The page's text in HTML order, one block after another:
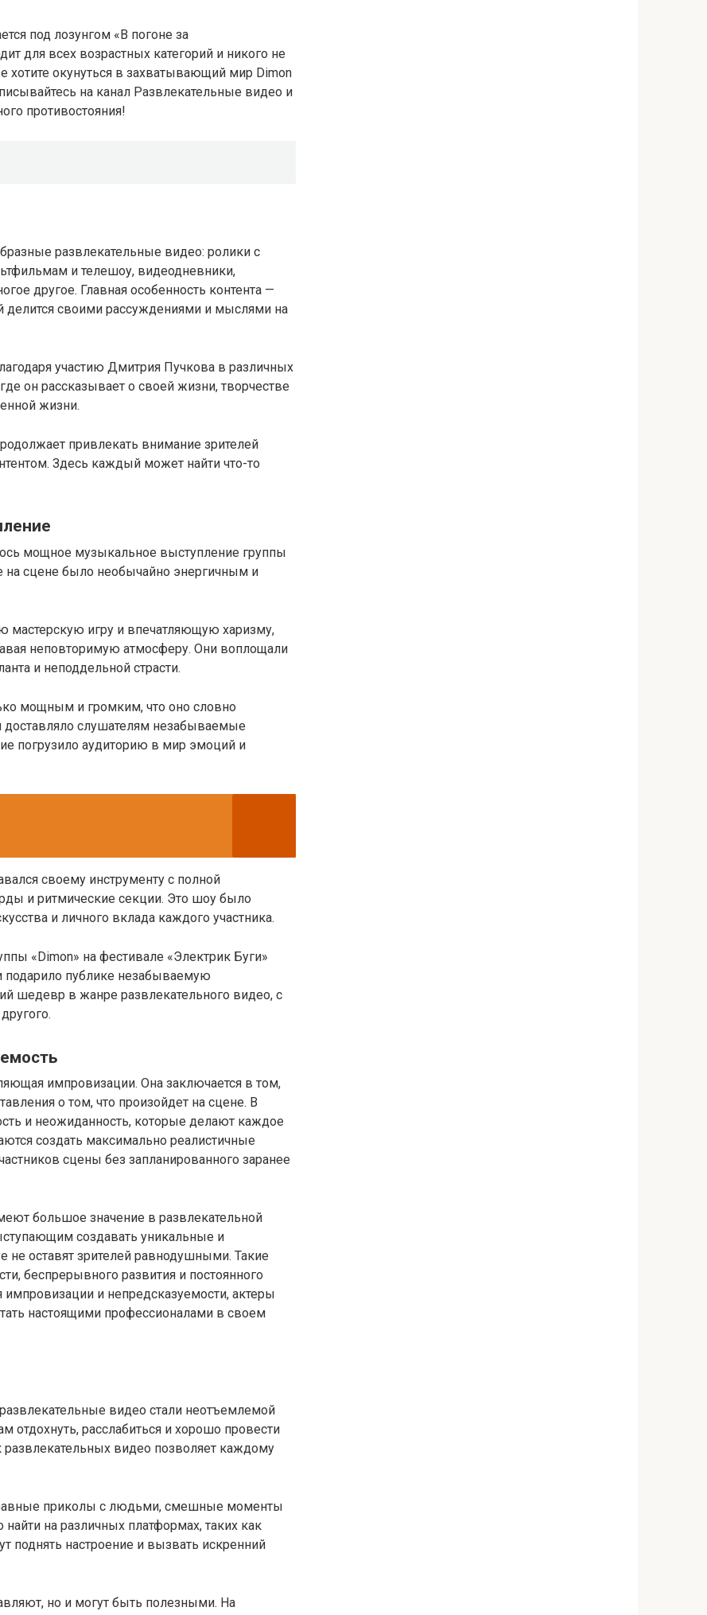
под лозунгом «В погоне за
для всех возрастных категорий и никого не
окунуться в захватывающий мир Dimon
на канал Развлекательные видео и
противостояния!
развлекательные видео: ролики с
и телешоу, видеодневники,
другое. Главная особенность контента —
делится своими рассуждениями и мыслями на
участию Дмитрия Пучкова в различных
он рассказывает о своей жизни, творчестве
жизни.
привлекать внимание зрителей
Здесь каждый может найти что-то
мощное музыкальное выступление группы
на сцене было необычайно энергичным и
мастерскую игру и впечатляющую харизму,
неповторимую атмосферу. Они воплощали
и неподдельной страсти.
мощным и громким, что оно словно
доставляло слушателям незабываемые
погрузило аудиторию в мир эмоций и
своему инструменту с полной
и ритмические секции. Это шоу было
и личного вклада каждого участника.
«Dimon» на фестивале «Электрик Буги»
подарило публике незабываемую
шедевр в жанре развлекательного видео, с
импровизации. Она заключается в том,
о том, что произойдет на сцене. В
и неожиданность, которые делают каждое
создать максимально реалистичные
сцены без запланированного заранее
большое значение в развлекательной
создавать уникальные и
оставят зрителей равнодушными. Такие
беспрерывного развития и постоянного
и непредсказуемости, актеры
настоящими профессионалами в своем
видео стали неотъемлемой
расслабиться и хорошо провести
видео позволяет каждому
приколы с людьми, смешные моменты
на различных платформах, таких как
поднять настроение и вызвать искренний
но и могут быть полезными. На